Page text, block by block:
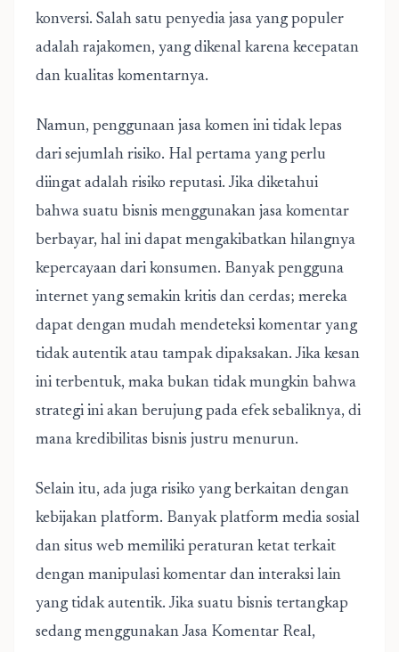
konversi. Salah satu penyedia jasa yang populer
adalah rajakomen, yang dikenal karena kecepatan
dan kualitas komentarnya.
Namun, penggunaan jasa komen ini tidak lepas
dari sejumlah risiko. Hal pertama yang perlu
diingat adalah risiko reputasi. Jika diketahui
bahwa suatu bisnis menggunakan jasa komentar
berbayar, hal ini dapat mengakibatkan hilangnya
kepercayaan dari konsumen. Banyak pengguna
internet yang semakin kritis dan cerdas; mereka
dapat dengan mudah mendeteksi komentar yang
tidak autentik atau tampak dipaksakan. Jika kesan
ini terbentuk, maka bukan tidak mungkin bahwa
strategi ini akan berujung pada efek sebaliknya, di
mana kredibilitas bisnis justru menurun.
Selain itu, ada juga risiko yang berkaitan dengan
kebijakan platform. Banyak platform media sosial
dan situs web memiliki peraturan ketat terkait
dengan manipulasi komentar dan interaksi lain
yang tidak autentik. Jika suatu bisnis tertangkap
sedang menggunakan Jasa Komentar Real,